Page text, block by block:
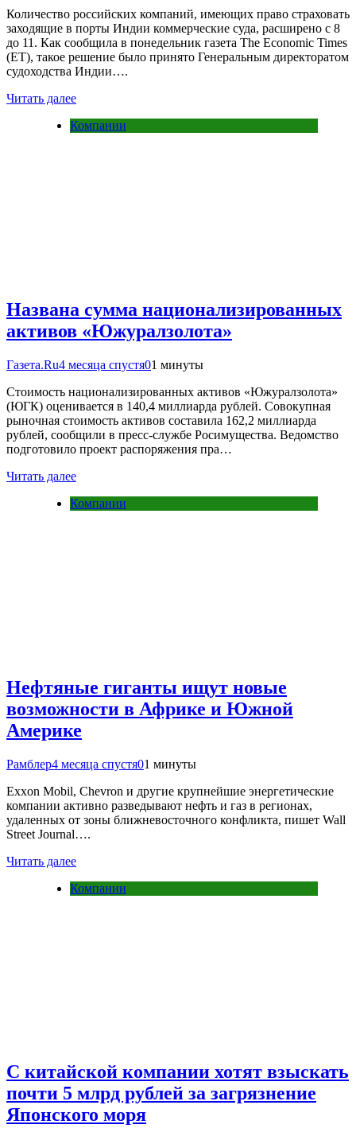
Количество российских компаний, имеющих право страховать
заходящие в порты Индии коммерческие суда, расширено с 8
до 11. Как сообщила в понедельник газета The Economic Times
(ET), такое решение было принято Генеральным директоратом
судоходства Индии….
Читать далее
Компании
Названа сумма национализированных
активов «Южуралзолота»
Газета.Ru4 месяца спустя01 минуты
Стоимость национализированных активов «Южуралзолота»
(ЮГК) оценивается в 140,4 миллиарда рублей. Совокупная
рыночная стоимость активов составила 162,2 миллиарда
рублей, сообщили в пресс-службе Росимущества. Ведомство
подготовило проект распоряжения пра…
Читать далее
Компании
Нефтяные гиганты ищут новые
возможности в Африке и Южной
Америке
Рамблер4 месяца спустя01 минуты
Exxon Mobil, Chevron и другие крупнейшие энергетические
компании активно разведывают нефть и газ в регионах,
удаленных от зоны ближневосточного конфликта, пишет Wall
Street Journal….
Читать далее
Компании
С китайской компании хотят взыскать
почти 5 млрд рублей за загрязнение
Японского моря